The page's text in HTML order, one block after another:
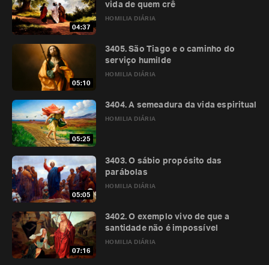
04:37
HOMILIA DIÁRIA
vida de quem crê
05:10
HOMILIA DIÁRIA
3405. São Tiago e o caminho do
serviço humilde
05:25
HOMILIA DIÁRIA
3404. A semeadura da vida espiritual
05:05
HOMILIA DIÁRIA
3403. O sábio propósito das
parábolas
07:16
HOMILIA DIÁRIA
3402. O exemplo vivo de que a
santidade não é impossível